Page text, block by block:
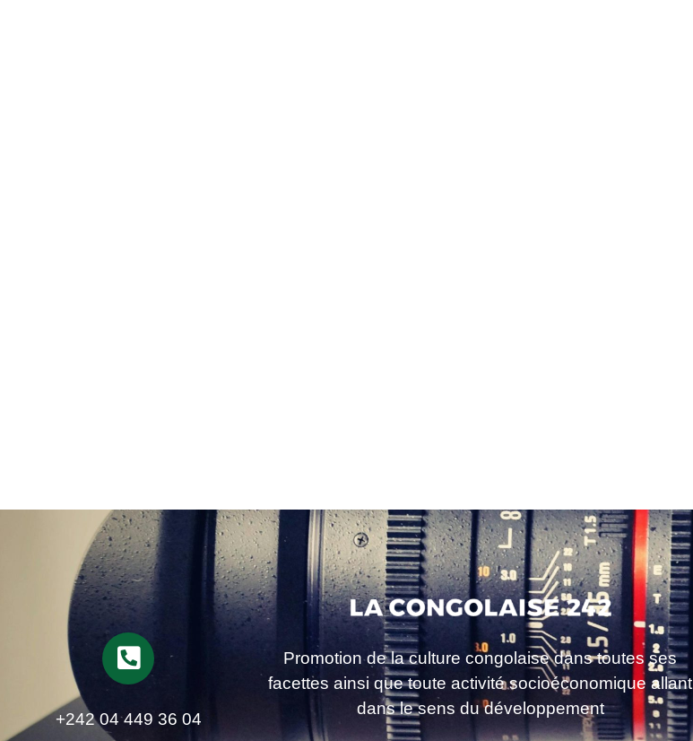
+242 04 449 36 04
Promotion de la culture congolaise dans toutes ses
facettes ainsi que toute activité socioéconomique allant
dans le sens du développement